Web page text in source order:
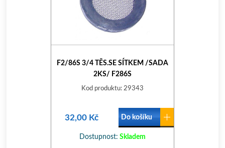
F2/86S 3/4 TĚS.SE SÍTKEM /SADA
2KS/ F286S
Kod produktu: 29343
32,00 Kč Do košíku
Dostupnost: Skladem